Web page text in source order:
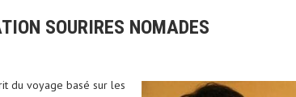
SOURIRES NOMADES
du voyage basé sur les